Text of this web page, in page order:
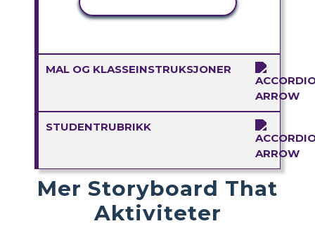
MAL OG KLASSEINSTRUKSJONER
STUDENTRUBRIKK
Mer Storyboard That
Aktiviteter